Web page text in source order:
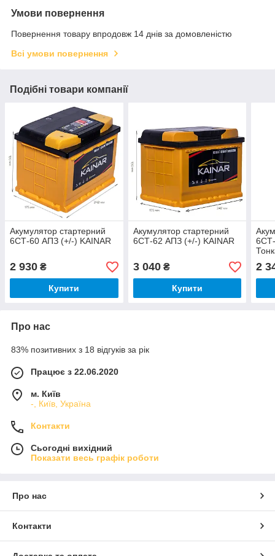
Умови повернення
Повернення товару впродовж 14 днів за домовленістю
Всі умови повернення
Подібні товари компанії
Акумулятор стартерний
6СТ-60 АПЗ (+/-) KAINAR
2 930 ₴
Купити
Акумулятор стартерний
6СТ-62 АПЗ (+/-) KAINAR
3 040₴
Купити
2
Про нас
83% позитивних з 18 відгуків за рік
Працює з 22.06.2020
м. Київ
-, Київ, Україна
Контакти
Сьогодні вихідний
Показати весь графік роботи
Про нас
Контакти